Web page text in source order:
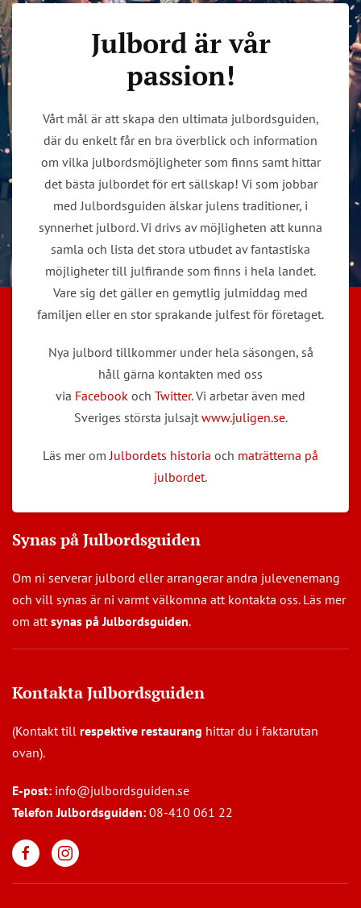
Julbord är vår
passion!
Vårt mål är att skapa den ultimata julbordsguiden,
där du enkelt får en bra överblick och information
om vilka julbordsmöjligheter som finns samt hittar
det bästa julbordet för ert sällskap! Vi som jobbar
med Julbordsguiden älskar julens traditioner, i
synnerhet julbord. Vi drivs av möjligheten att kunna
samla och lista det stora utbudet av fantastiska
möjligheter till julfirande som finns i hela landet.
Vare sig det gäller en gemytlig julmiddag med
familjen eller en stor sprakande julfest för företaget.
Nya julbord tillkommer under hela säsongen, så
håll gärna kontakten med oss
via Facebook och Twitter.Vi arbetar även med
Sveriges största julsajt www.juligen.se.
Läs mer om Julbordets historia och maträtterna på
julbordet.
Synas på Julbordsguiden
Om ni serverar julbord eller arrangerar andra julevenemang
och vill synas är ni varmt välkomna att kontakta oss. Läs mer
om att synas på Julbordsguiden.
Kontakta Julbordsguiden
(Kontakt till respektive restaurang hittar du i faktarutan
ovan).
E-post: info@julbordsguiden.se
Telefon Julbordsguiden: 08-410 061 22